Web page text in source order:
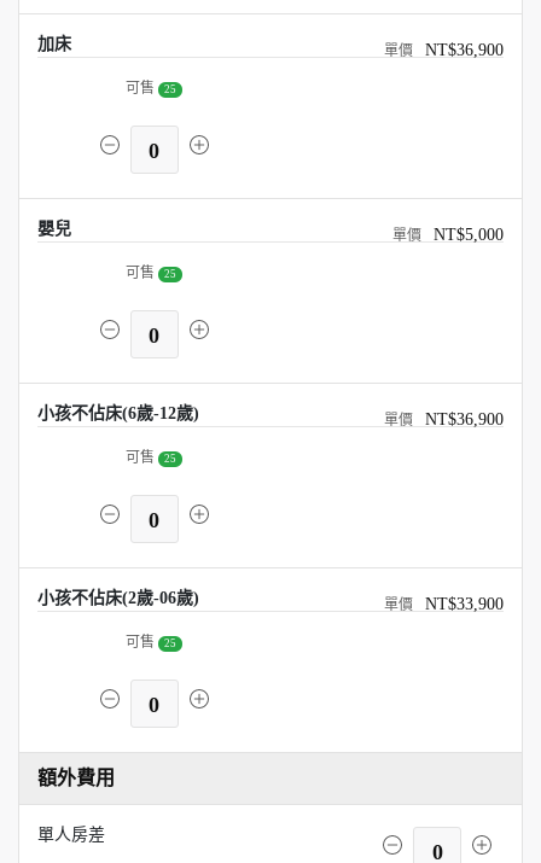
加床 NT$36,900
可售 25
0
嬰兒 NT$5,000
可售 25
0
小孩不佔床(6歲-12歲) NT$36,900
可售 25
0
小孩不佔床(2歲-06歲) NT$33,900
可售 25
0
額外費用
單人房差
0